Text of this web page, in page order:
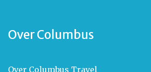
Over Columbus
Over Columbus Travel